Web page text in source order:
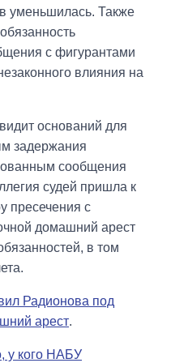
уменьшилась. Также
с фигурантами
влияния на
оснований для
задержания
сообщения
судей пришла к
пресечения с
домашний арест
в том
Радионова под
арест.
у кого НАБУ